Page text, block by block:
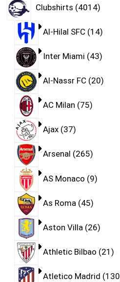
Clubshirts 4014
Al-Hilal SFC 14
Inter Miami 43
Al-Nassr FC 20
AC Milan 75
Ajax 37
Arsenal 265
AS Monaco 9
As Roma 45
Aston Villa 26
Athletic Bilbao 21
Atletico Madrid 130